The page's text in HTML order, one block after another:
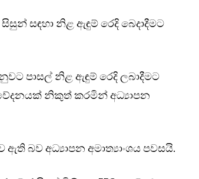
සඳහා නිළ ඇඳුම් රෙදි බෙදාදීමට
පාසල් නිළ ඇඳුම් රෙදි ලබාදීමට
නිකුත් කරමින් අධ්‍යාපන
බව අධ්‍යාපන අමාත්‍යාංශය පවසයි.